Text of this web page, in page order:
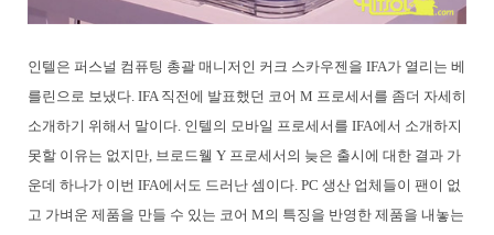
인텔은 퍼스널 컴퓨팅 총괄 매니저인 커크 스카우젠을 IFA가 열리는 베
를린으로 보냈다. IFA 직전에 발표했던 코어 M 프로세서를 좀더 자세히
소개하기 위해서 말이다. 인텔의 모바일 프로세서를 IFA에서 소개하지
못할 이유는 없지만, 브로드웰 Y 프로세서의 늦은 출시에 대한 결과 가
운데 하나가 이번 IFA에서도 드러난 셈이다. PC 생산 업체들이 팬이 없
고 가벼운 제품을 만들 수 있는 코어 M의 특징을 반영한 제품을 내놓는